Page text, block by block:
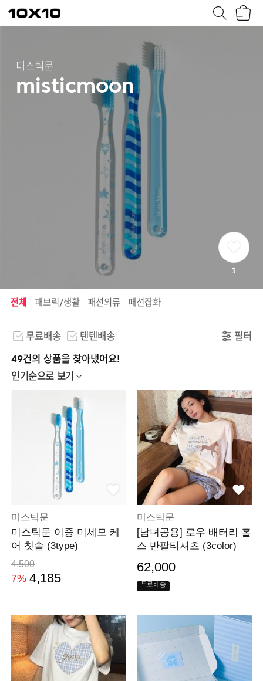
텐
바
미스틱문
misticmoon
3
전체 패브릭/생활 패션의류 패션잡화
무료배송 텐텐배송 필터
49건의 상품을 찾아냈어요!
인기순으로 보기
미스틱문
미스틱문 이중 미세모 케
어 칫솔 (3type)
4,500
7% 4,185
미스틱문
[남녀공용] 로우 배터리 홀
스 반팔티셔츠 (3color)
62,000
무료배송